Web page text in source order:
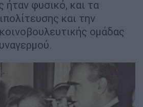
ήταν φυσικό, και τα
και την
ομάδας